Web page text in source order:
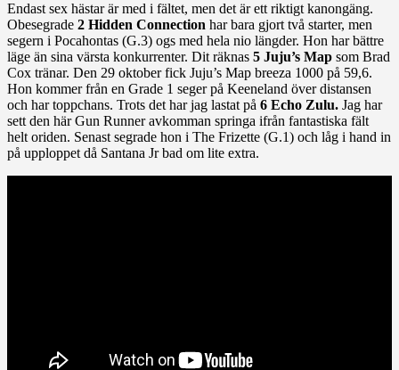
Endast sex hästar är med i fältet, men det är ett riktigt kanongäng.
Obesegrade 2 Hidden Connection har bara gjort två starter, men
segern i Pocahontas (G.3) ogs med hela nio längder. Hon har bättre
läge än sina värsta konkurrenter. Dit räknas 5 Juju’s Map som Brad
Cox tränar. Den 29 oktober fick Juju’s Map breeza 1000 på 59,6.
Hon kommer från en Grade 1 seger på Keeneland över distansen
och har toppchans. Trots det har jag lastat på 6 Echo Zulu. Jag har
sett den här Gun Runner avkomman springa ifrån fantastiska fält
helt oriden. Senast segrade hon i The Frizette (G.1) och låg i hand in
på upploppet då Santana Jr bad om lite extra.